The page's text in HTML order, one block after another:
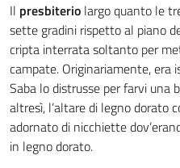
Il presbiterio largo quanto le
sette gradini rispetto al piano
cripta interrata soltanto per
campate. Originariamente, era
Saba lo distrusse per farvi una
altresì, l’altare di legno dorato
adornato di nicchiette
in legno dorato.